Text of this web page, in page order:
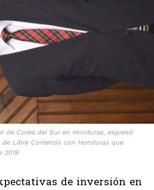
de Corea del Sur en Honduras, expresó
Libre Comercio con Honduras que
2019
de inversión en